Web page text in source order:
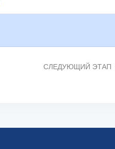
СЛЕДУЮЩИЙ ЭТАП